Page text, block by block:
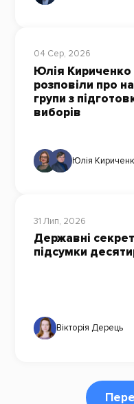
04 Сер, 2026
Юлія Кириченко
розповіли про
групи з
виборів
Юлія
31 Лип, 2026
Державні
підсумки
Вікторія Дерець